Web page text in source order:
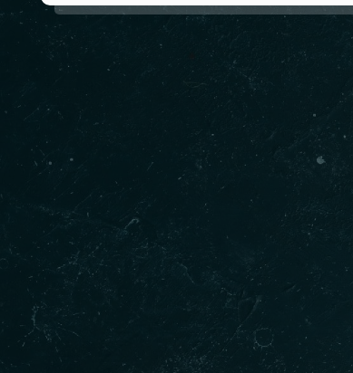
Hakkımızda
Villa Restaurant Silivri bölgesinde
kurulduğu günden bu yana müşteri
benimseyen bir işletmedir. Her zaman
standartların üstünde lezzet ve servis
arasında en üst sıradadır.
DEVAMINI OKU